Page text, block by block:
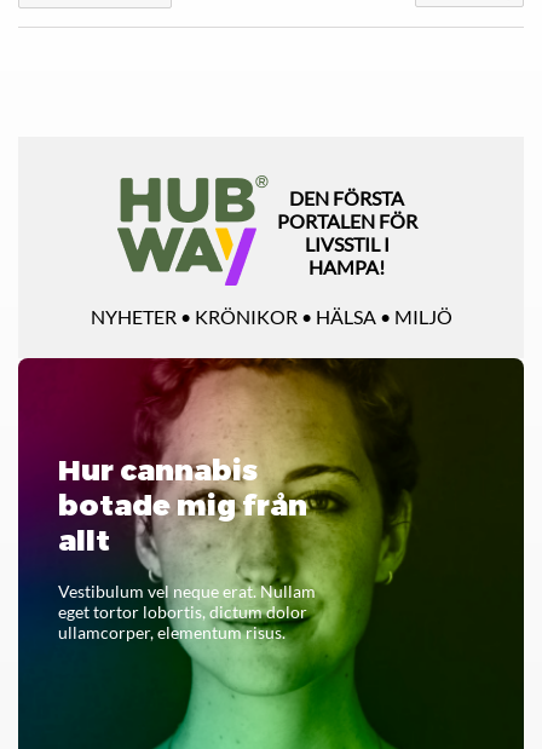
DEN FÖRSTA
PORTALEN FÖR
LIVSSTIL I
HAMPA!
NYHETER • KRÖNIKOR • HÄLSA • MILJÖ
Hur cannabis
botade mig från
allt
Vestibulum vel neque erat. Nullam
eget tortor lobortis, dictum dolor
ullamcorper, elementum risus.